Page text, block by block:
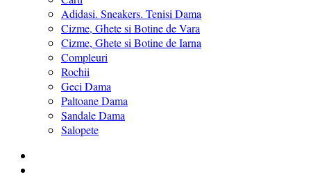
Adidasi. Sneakers. Tenisi Dama
Cizme, Ghete si Botine de Vara
Cizme, Ghete si Botine de Iarna
Compleuri
Rochii
Geci Dama
Paltoane Dama
Sandale Dama
Salopete